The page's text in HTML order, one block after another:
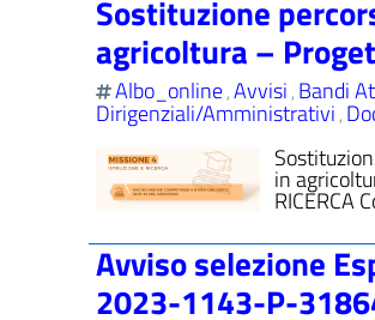
Sostituzione
agricoltura –
Albo_online,Avvisi, Bandi
Dirigenziali/Amministrativi,
in
RICERCA
Avviso selezione
2023-1143-P-